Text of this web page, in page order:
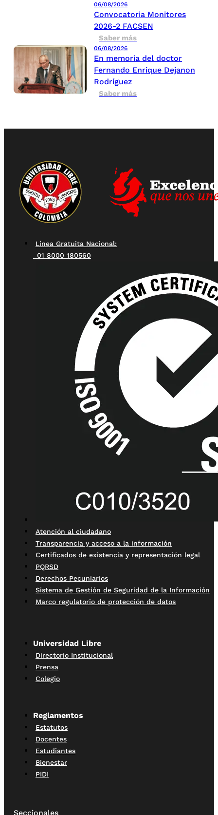
06/08/2026
Convocatoria Monitores
2026-2 FACSEN
Saber más
06/08/2026
En memoria del doctor
Fernando Enrique Dejanon
Rodríguez
Saber más
Línea Gratuita Nacional:
01 8000 180560
Atención al ciudadano
Transparencia y acceso a la información
Certificados de existencia y representación legal
PQRSD
Derechos Pecuniarios
Sistema de Gestión de Seguridad de la Información
Marco regulatorio de protección de datos
Universidad Libre
Directorio Institucional
Prensa
Colegio
Reglamentos
Estatutos
Docentes
Estudiantes
Bienestar
PIDI
Seccionales